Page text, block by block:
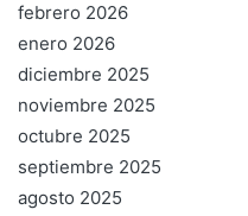
febrero 2026
enero 2026
diciembre 2025
noviembre 2025
octubre 2025
septiembre 2025
agosto 2025